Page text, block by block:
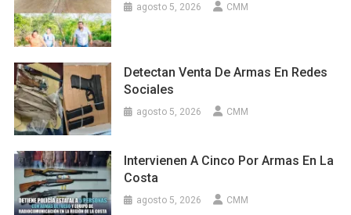
agosto 5, 2026 CMM
Detectan Venta De Armas En Redes
Sociales
agosto 5, 2026 CMM
Intervienen A Cinco Por Armas En La
Costa
agosto 5, 2026 CMM